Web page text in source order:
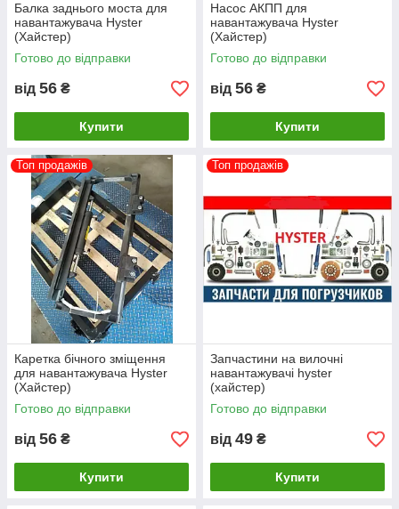
Балка заднього моста для
навантажувача Hyster
(Хайстер)
Готово до відправки
від 56 ₴
Купити
Насос АКПП для
навантажувача Hyster
(Хайстер)
Готово до відправки
від 56 ₴
Купити
Топ продажів
Каретка бічного зміщення
для навантажувача Hyster
(Хайстер)
Готово до відправки
від 56 ₴
Купити
Топ продажів
Запчастини на вилочні
навантажувачі hyster
(хайстер)
Готово до відправки
від 49 ₴
Купити